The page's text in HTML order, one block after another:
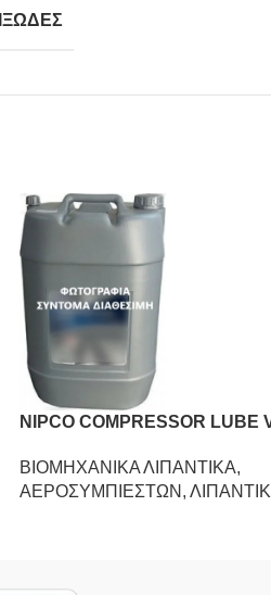
ΙΞΩΔΕΣ
NIPCO COMPRESSOR LUBE
ΒΙΟΜΗΧΑΝΙΚΑ ΛΙΠΑΝΤΙΚΑ,
ΑΕΡΟΣΥΜΠΙΕΣΤΩΝ ,